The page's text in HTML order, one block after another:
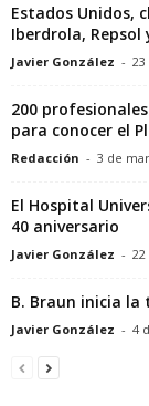
Estados Unidos,
Iberdrola, Repsol
Javier González -
200
para conocer el
Redacción - 3 de
El Hospital
40 aniversario
Javier González -
B. Braun inicia
Javier González - 4